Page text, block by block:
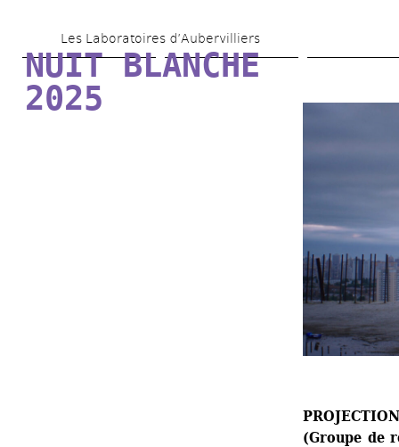
au
contenu
Les Laboratoires d’Aubervilliers
NUIT BLANCHE
2025
(Groupe de